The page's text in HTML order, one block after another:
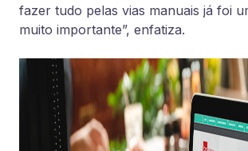
fazer tudo pelas vias manuais já foi
muito importante”, enfatiza.